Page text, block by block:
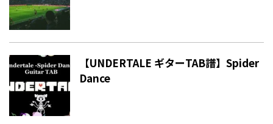
【UNDERTALE ギターTAB譜】Spider
Dance